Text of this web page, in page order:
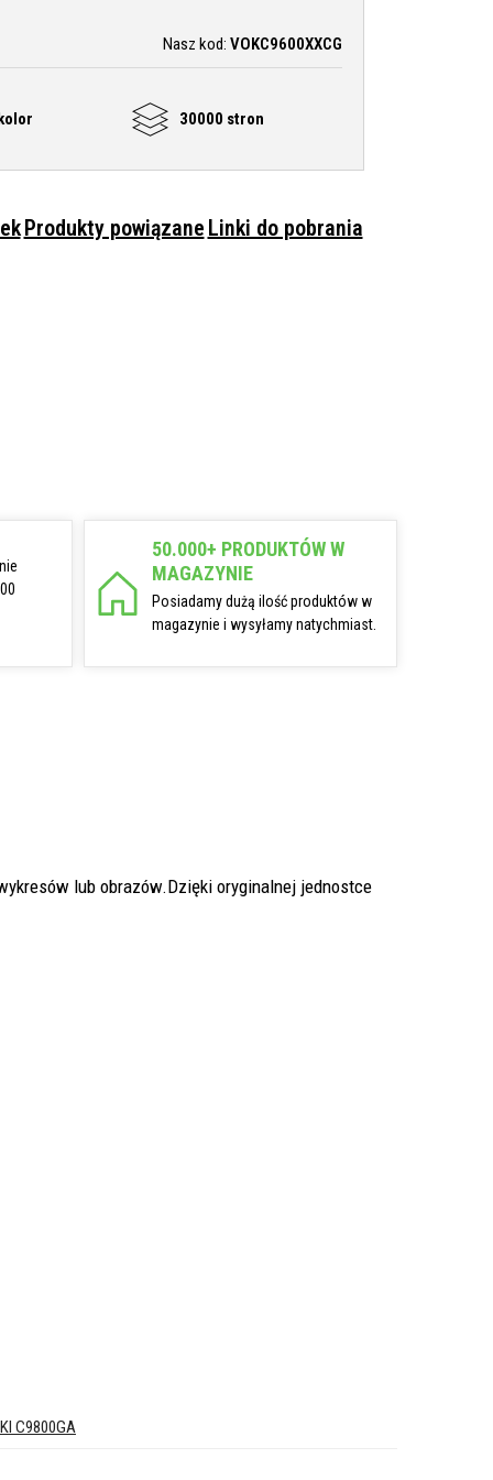
Nasz kod: VOKC9600XXCG
30000 stron
Produkty powiązane Linki do pobrania
50.000+ PRODUKTÓW W
MAGAZYNIE
Posiadamy dużą ilość produktów w
magazynie i wysyłamy natychmiast.
lub obrazów.Dzięki oryginalnej jednostce
C9800GA